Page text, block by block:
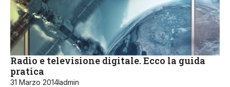
Radio e televisione digitale. Ecco la guida
pratica
31 Marzo 2014admin